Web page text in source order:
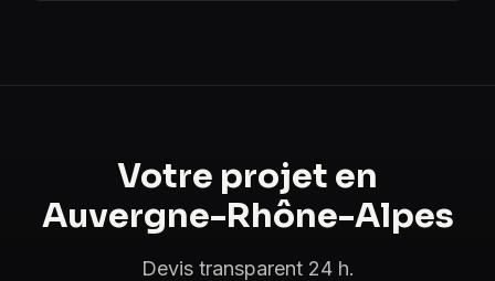
Votre projet en
Auvergne-Rhône-Alpes
Devis transparent 24 h.